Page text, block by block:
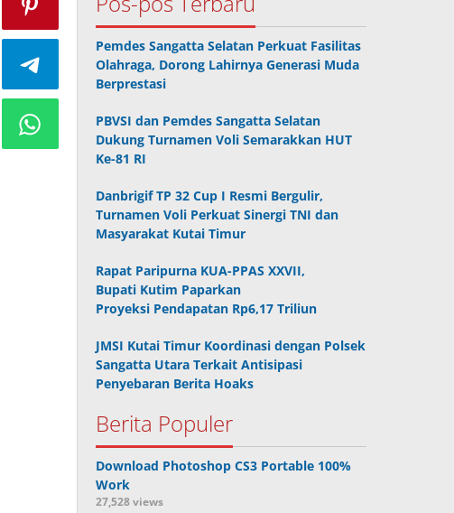
Pemdes Sangatta Selatan Perkuat Fasilitas
Olahraga, Dorong Lahirnya Generasi Muda
Berprestasi
PBVSI dan Pemdes Sangatta Selatan
Dukung Turnamen Voli Semarakkan HUT
Ke-81 RI
Danbrigif TP 32 Cup I Resmi Bergulir,
Turnamen Voli Perkuat Sinergi TNI dan
Masyarakat Kutai Timur
Rapat Paripurna KUA-PPAS XXVII,
Bupati Kutim Paparkan
Proyeksi Pendapatan Rp6,17 Triliun
JMSI Kutai Timur Koordinasi dengan Polsek
Sangatta Utara Terkait Antisipasi
Penyebaran Berita Hoaks
Berita Populer
Download Photoshop CS3 Portable 100%
Work
27,528 views